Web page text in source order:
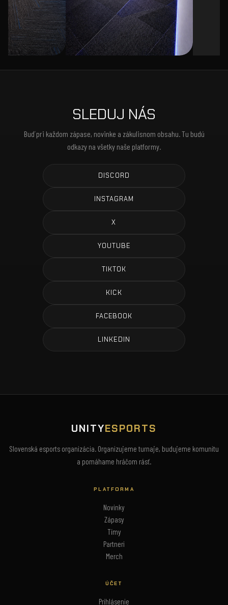
SLEDUJ NÁS
Buď pri každom zápase, novinke a zákulisnom obsahu. Tu budú
odkazy na všetky naše platformy.
DISCORD
INSTAGRAM
X
YOUTUBE
TIKTOK
KICK
FACEBOOK
LINKEDIN
UNITYESPORTS
Slovenská esports organizácia. Organizujeme turnaje, budujeme komunitu
a pomáhame hráčom rásť.
PLATFORMA
Novinky
Zápasy
Tímy
Partneri
Merch
ÚČET
Prihlásenie